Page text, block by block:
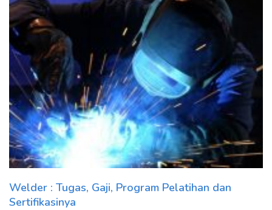
Welder : Tugas, Gaji, Program Pelatihan dan
Sertifikasinya